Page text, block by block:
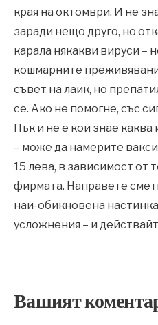
края на октомври. И не
заради нещо друго, но
карала някакви вируси –
кошмарните
съвет на лаик, но
се. Ако не помогне, със
Пък и не е кой знае
– може да намерите
15 лева, в зависимост от
фирмата. Направете
най-обикновена
усложнения – и
Вашият